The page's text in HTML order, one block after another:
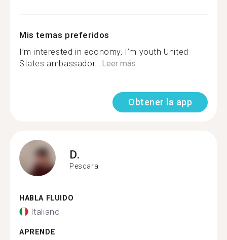
Mis temas preferidos
I’m interested in economy, I’m youth United
States ambassador...Leer más
Obtener la app
D.
Pescara
HABLA FLUIDO
Italiano
APRENDE